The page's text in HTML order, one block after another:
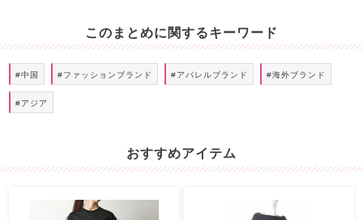
このまとめに関するキーワード
#中国 #ファッションブランド #アパレルブランド #海外ブランド
#アジア
おすすめアイテム